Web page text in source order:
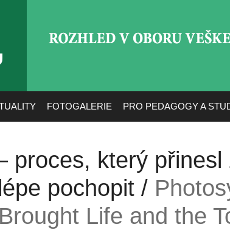
FOTOGALERIE PRO PEDAGOGY A
proces, který
pochopit /
Life and the